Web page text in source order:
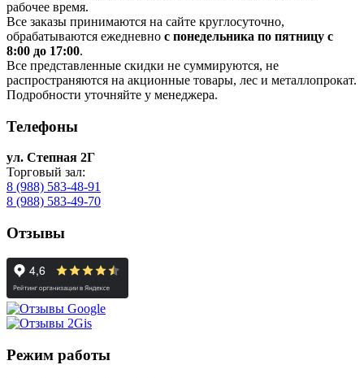
рабочее время.
Все заказы принимаются на сайте круглосуточно,
обрабатываются ежедневно с понедельника по пятницу с
8:00 до 17:00.
Все представленные скидки не суммируются, не
распространяются на акционные товары, лес и металлопрокат.
Подробности уточняйте у менеджера.
Телефоны
ул. Степная 2Г
Торговый зал:
8 (988) 583-48-91
8 (988) 583-49-70
Отзывы
Режим работы